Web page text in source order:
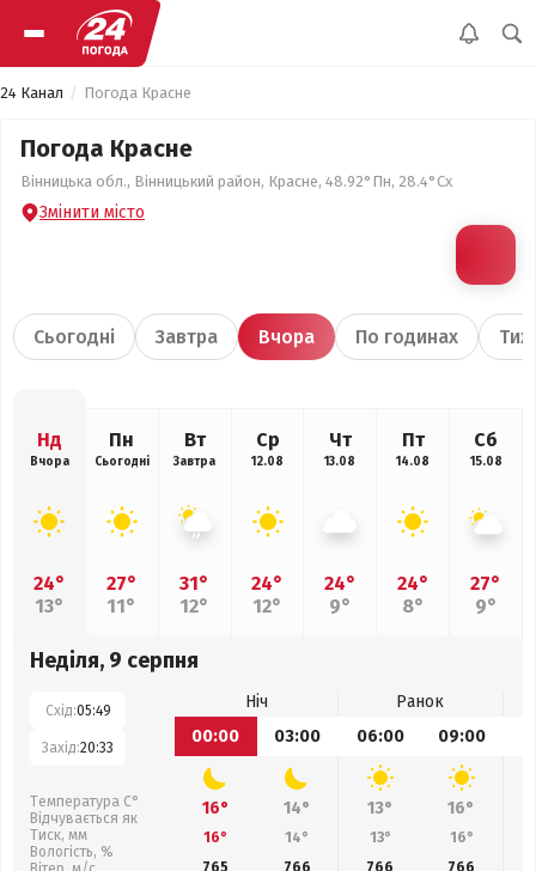
24 Канал Погода Красне
Погода Красне
Вінницька обл., Вінницький район, Красне, 48.92°Пн, 28.4°Сх
Змінити місто
Сьогодні Завтра Вчора По годинах
Нд
Вчора
24°
13°
Пн
Сьогодні
27°
11°
Вт
Завтра
31°
12°
Ср
12.08
24°
12°
Чт
13.08
24°
9°
Пт
14.08
24°
8°
Сб
15.08
27°
9°
Неділя, 9 серпня
Схід:05:49
Захід:20:33
Температура С°
Відчувається як
Тиск, мм
Вологість, %
Ніч
Ранок
00:00
03:00 06:00 09:00
16° 14° 13° 16°
16° 14° 13° 16°
765
766 766 766